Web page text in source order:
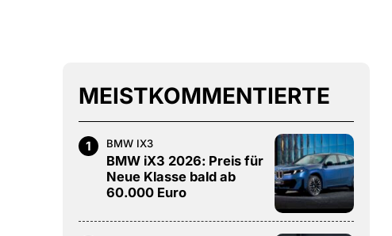
MEISTKOMMENTIERTE
1 BMW IX3
BMW iX3 2026: Preis für
Neue Klasse bald ab
60.000 Euro